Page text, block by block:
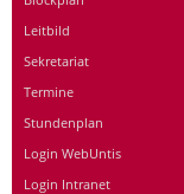
Leitbild
Sekretariat
Termine
Stundenplan
Login WebUntis
Login Intranet